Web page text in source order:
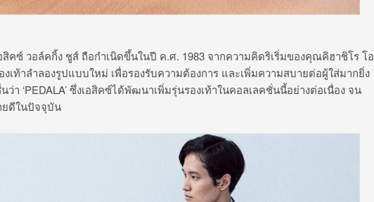
สิคซ์ วอล์คกิ้ง ชูส์ ถือกำเนิดขึ้นในปี ค.ศ. 1983 จากความคิดริเริ่มของคุณคิฮาชิโร โอ
เท้าลำลองรูปแบบใหม่ เพื่อรองรับความต้องการ และเพิ่มความสบายต่อผู้ใส่มากยิ่ง
า ‘PEDALA’ ซึ่งเอสิคซ์ได้พัฒนาเพิ่มรุ่นรองเท้าในคอลเลคชั่นนี้อย่างต่อเนื่อง จน
ยดีในปัจจุบัน